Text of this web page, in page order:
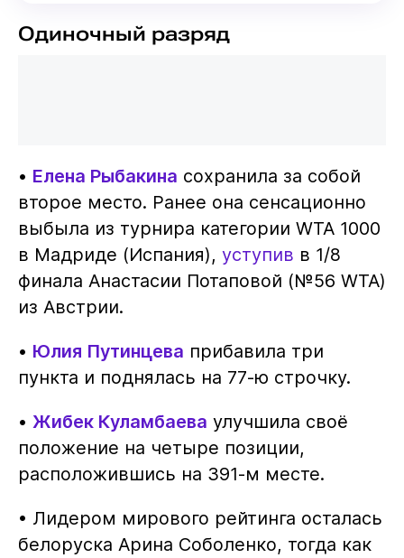
Одиночный разряд
• Елена Рыбакина сохранила за собой
второе место. Ранее она сенсационно
выбыла из турнира категории WTA 1000
в Мадриде (Испания), уступив в 1/8
финала Анастасии Потаповой (№56 WTA)
из Австрии.
• Юлия Путинцева прибавила три
пункта и поднялась на 77-ю строчку.
• Жибек Куламбаева улучшила своё
положение на четыре позиции,
расположившись на 391-м месте.
• Лидером мирового рейтинга осталась
белоруска Арина Соболенко, тогда как